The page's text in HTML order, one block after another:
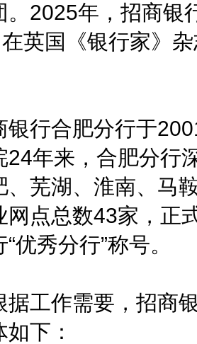
。2025年，招商银
英国《银行家》
合肥分行于
24年来，合肥分行
、芜湖、淮南、马
网点总数43家，正
优秀分行”称号。
作需要，招商银
下：